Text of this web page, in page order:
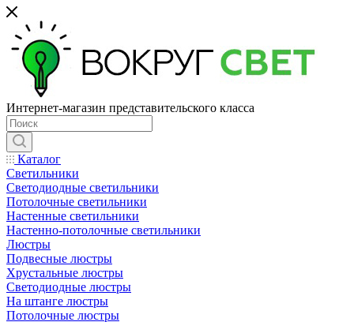
Интернет-магазин представительского класса
Каталог
Светильники
Светодиодные светильники
Потолочные светильники
Настенные светильники
Настенно-потолочные светильники
Люстры
Подвесные люстры
Хрустальные люстры
Светодиодные люстры
На штанге люстры
Потолочные люстры